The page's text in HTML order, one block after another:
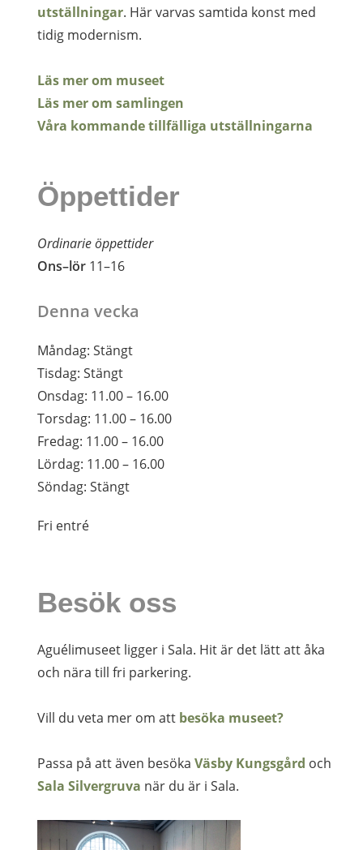
utställningar. Här varvas samtida konst med
tidig modernism.
Läs mer om museet
Läs mer om samlingen
Våra kommande tillfälliga utställningarna
Öppettider
Ordinarie öppettider
Ons–lör 11–16
Denna vecka
Måndag: Stängt
Tisdag: Stängt
Onsdag: 11.00 – 16.00
Torsdag: 11.00 – 16.00
Fredag: 11.00 – 16.00
Lördag: 11.00 – 16.00
Söndag: Stängt
Fri entré
Besök oss
Aguélimuseet ligger i Sala. Hit är det lätt att åka
och nära till fri parkering.
Vill du veta mer om att besöka museet?
Passa på att även besökaVäsby Kungsgård och
Sala Silvergruva när du är i Sala.